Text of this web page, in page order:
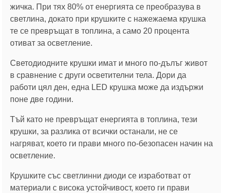
жичка. При тях 80% от енергията се преобразува в
светлина, докато при крушките с нажежаема крушка
те се превръщат в топлина, а само 20 процента
отиват за осветление.
Светодиодните крушки имат и много по-дълъг живот
в сравнение с други осветителни тела. Дори да
работи цял ден, една LED крушка може да издържи
поне две години.
Тъй като не превръщат енергията в топлина, тези
крушки, за разлика от всички останали, не се
нагряват, което ги прави много по-безопасен начин на
осветление.
Крушките със светлинни диоди се изработват от
материали с висока устойчивост, което ги прави